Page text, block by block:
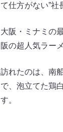
て仕方がない”社
大阪・ミナミの
阪の超人気ラー
訪れたのは、南
で、泡立てた鶏
す。